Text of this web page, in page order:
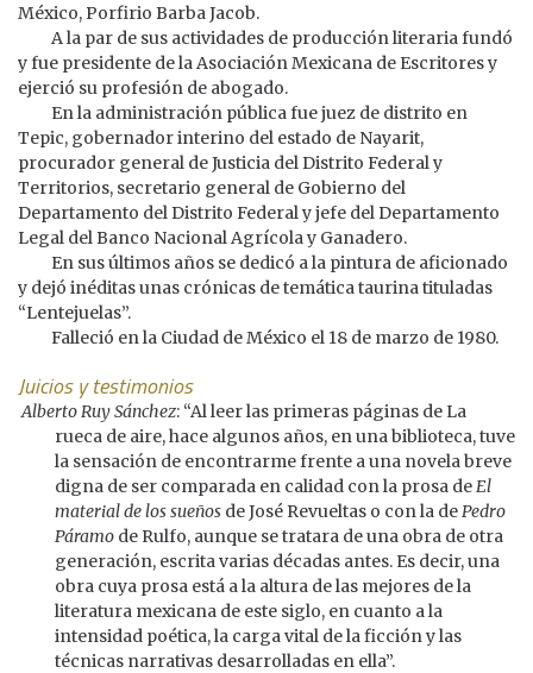
México, Porfirio Barba Jacob.
A la par de sus actividades de producción literaria fundó
y fue presidente de la Asociación Mexicana de Escritores y
ejerció su profesión de abogado.
En la administración pública fue juez de distrito en
Tepic, gobernador interino del estado de Nayarit,
procurador general de Justicia del Distrito Federal y
Territorios, secretario general de Gobierno del
Departamento del Distrito Federal y jefe del Departamento
Legal del Banco Nacional Agrícola y Ganadero.
En sus últimos años se dedicó a la pintura de aficionado
y dejó inéditas unas crónicas de temática taurina tituladas
“Lentejuelas”.
Falleció en la Ciudad de México el 18 de marzo de 1980.
Juicios y testimonios
Alberto Ruy Sánchez: “Al leer las primeras páginas de La
rueca de aire, hace algunos años, en una biblioteca, tuve
la sensación de encontrarme frente a una novela breve
digna de ser comparada en calidad con la prosa deEl
material de los sueñosde José Revueltas o con la dePedro
Páramode Rulfo, aunque se tratara de una obra de otra
generación, escrita varias décadas antes. Es decir, una
obra cuya prosa está a la altura de las mejores de la
literatura mexicana de este siglo, en cuanto a la
intensidad poética, la carga vital de la ficción y las
técnicas narrativas desarrolladas en ella”.